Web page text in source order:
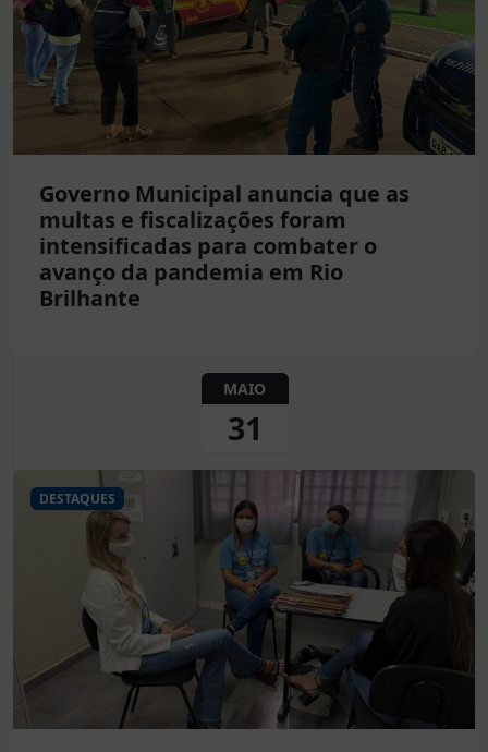
Governo Municipal anuncia que as
multas e fiscalizações foram
intensificadas para combater o
avanço da pandemia em Rio
Brilhante
MAIO
31
DESTAQUES